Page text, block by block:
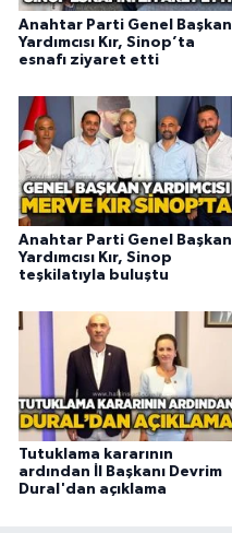
Anahtar Parti Genel Başkan
Yardımcısı Kır, Sinop’ta
esnafı ziyaret etti
Anahtar Parti Genel Başkan
Yardımcısı Kır, Sinop
teşkilatıyla buluştu
Tutuklama kararının
ardından İl Başkanı Devrim
Dural'dan açıklama